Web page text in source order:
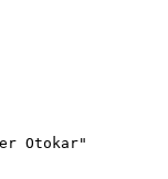
Otokar"